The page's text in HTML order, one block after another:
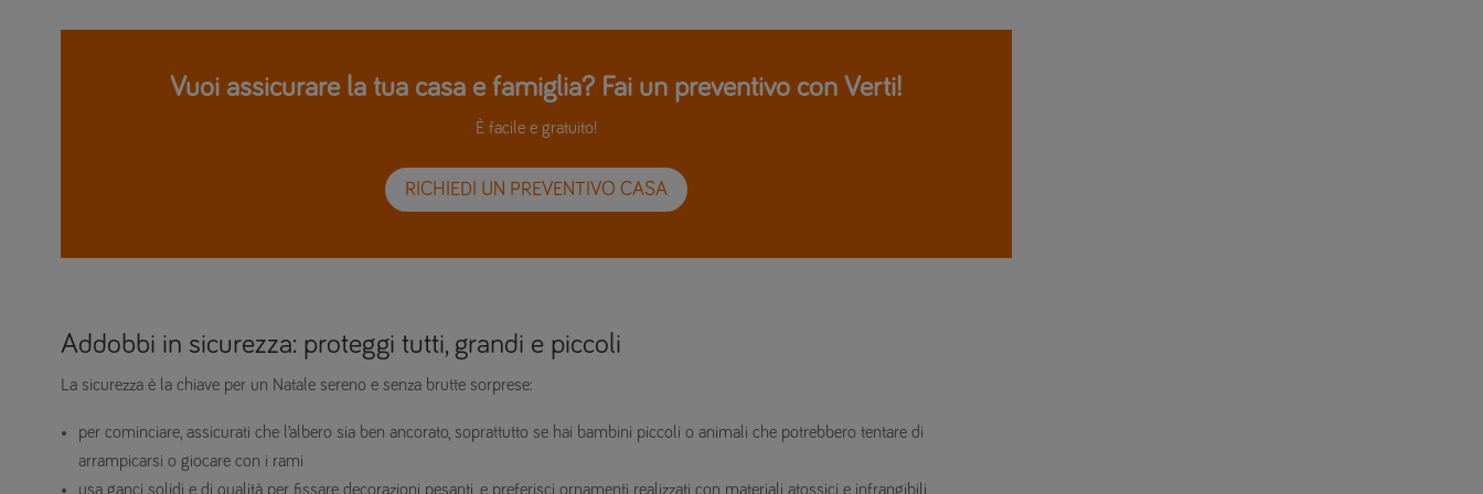
Vuoi assicurare la tua casa e famiglia? Fai un preventivo con Verti!
È facile e gratuito!
RICHIEDI UN PREVENTIVO CASA
Addobbi in sicurezza: proteggi tutti, grandi e piccoli
La sicurezza è la chiave per un Natale sereno e senza brutte sorprese:
per cominciare, assicurati che l’albero sia ben ancorato, soprattutto se hai bambini piccoli o animali che potrebbero tentare di
arrampicarsi o giocare con i rami
usa ganci solidi e di qualità per fissare decorazioni pesanti, e preferisci ornamenti realizzati con materiali atossici e infrangibili